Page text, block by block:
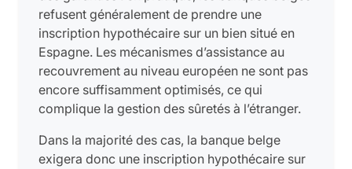
refusent généralement de prendre une
inscription hypothécaire sur un bien situé en
Espagne. Les mécanismes d’assistance au
recouvrement au niveau européen ne sont pas
encore suffisamment optimisés, ce qui
complique la gestion des sûretés à l’étranger.
Dans la majorité des cas, la banque belge
exigera donc une inscription hypothécaire sur